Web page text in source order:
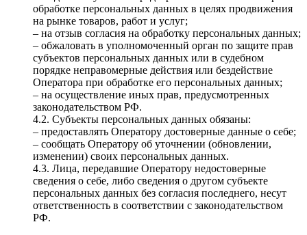
обработке персональных данных в целях продвижения
на рынке товаров, работ и услуг;
– на отзыв согласия на обработку персональных данных;
– обжаловать в уполномоченный орган по защите прав
субъектов персональных данных или в судебном
порядке неправомерные действия или бездействие
Оператора при обработке его персональных данных;
– на осуществление иных прав, предусмотренных
законодательством РФ.
4.2. Субъекты персональных данных обязаны:
– предоставлять Оператору достоверные данные о себе;
– сообщать Оператору об уточнении (обновлении,
изменении) своих персональных данных.
4.3. Лица, передавшие Оператору недостоверные
сведения о себе, либо сведения о другом субъекте
персональных данных без согласия последнего, несут
ответственность в соответствии с законодательством
РФ.